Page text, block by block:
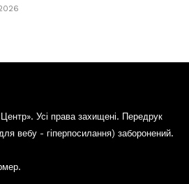
Центр». Усі права захищені. Передрук
вебу - гіперпосилання) заборонений.